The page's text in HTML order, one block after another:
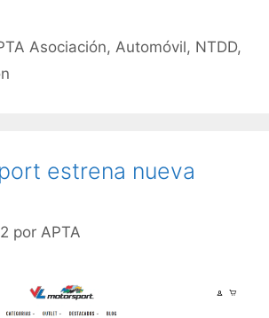
Asociación,Automóvil, NTDD,
estrena nueva
por APTA